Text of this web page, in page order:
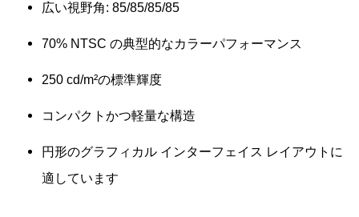
広い視野角: 85/85/85/85
70% NTSC の典型的なカラーパフォーマンス
250 cd/m²の標準輝度
コンパクトかつ軽量な構造
円形のグラフィカル インターフェイス レイアウトに
適しています